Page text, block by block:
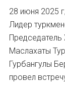
28 июня 2025
Лидер
Председатель
Маслахаты
Гурбангулы
провел